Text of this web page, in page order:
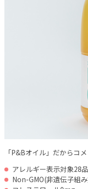
「P&Bオイル」だからコ
アレルギー表示対象28
Non-GMO(非遺伝子組